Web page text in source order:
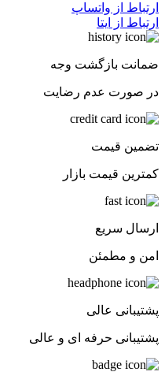
ارتباط از واتساپ
ارتباط از ایتا
ضمانت بازگشت وجه
در صورت عدم رضایت
تضمین قیمت
کمترین قیمت بازار
ارسال سریع
امن و مطمئن
پشتیبانی عالی
پشتیبانی حرفه ای و عالی